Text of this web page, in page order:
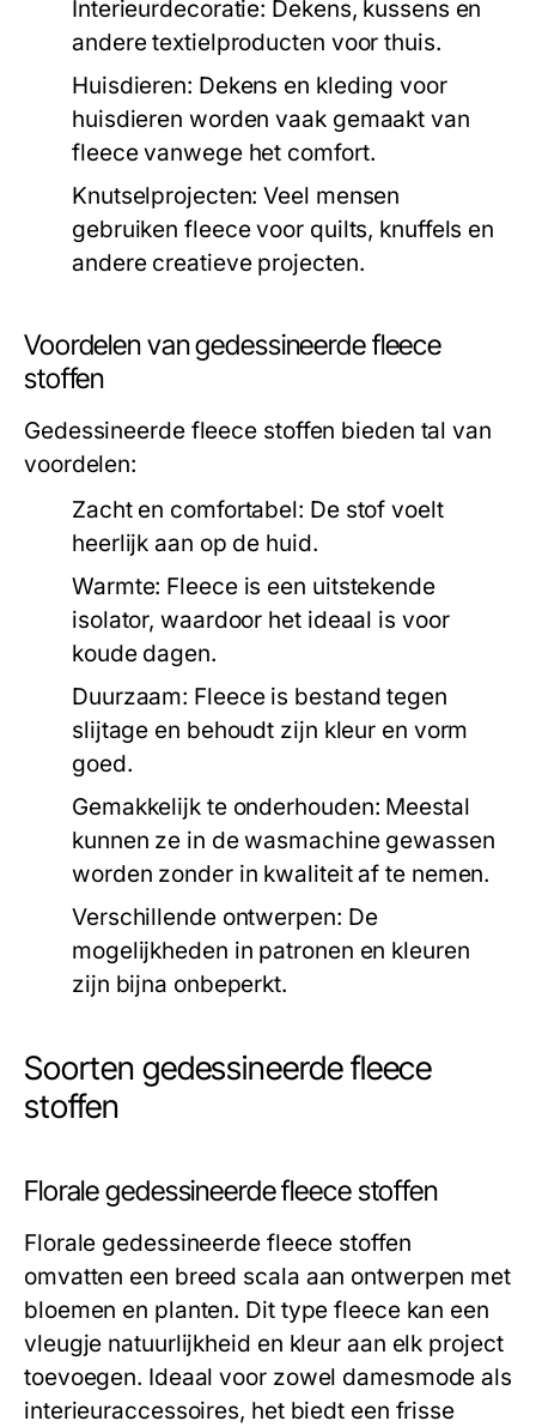
Interieurdecoratie: Dekens, kussens en
andere textielproducten voor thuis.
Huisdieren: Dekens en kleding voor
huisdieren worden vaak gemaakt van
fleece vanwege het comfort.
Knutselprojecten: Veel mensen
gebruiken fleece voor quilts, knuffels en
andere creatieve projecten.
Voordelen van gedessineerde fleece
stoffen
Gedessineerde fleece stoffen bieden tal van
voordelen:
Zacht en comfortabel: De stof voelt
heerlijk aan op de huid.
Warmte: Fleece is een uitstekende
isolator, waardoor het ideaal is voor
koude dagen.
Duurzaam: Fleece is bestand tegen
slijtage en behoudt zijn kleur en vorm
goed.
Gemakkelijk te onderhouden: Meestal
kunnen ze in de wasmachine gewassen
worden zonder in kwaliteit af te nemen.
Verschillende ontwerpen: De
mogelijkheden in patronen en kleuren
zijn bijna onbeperkt.
Soorten gedessineerde fleece
stoffen
Florale gedessineerde fleece stoffen
Florale gedessineerde fleece stoffen
omvatten een breed scala aan ontwerpen met
bloemen en planten. Dit type fleece kan een
vleugje natuurlijkheid en kleur aan elk project
toevoegen. Ideaal voor zowel damesmode als
interieuraccessoires, het biedt een frisse